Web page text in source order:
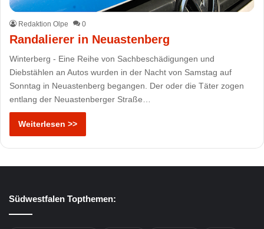
Redaktion Olpe 0
Randalierer in Neuastenberg
Winterberg - Eine Reihe von Sachbeschädigungen und
Diebstählen an Autos wurden in der Nacht von Samstag auf
Sonntag in Neuastenberg begangen. Der oder die Täter zogen
entlang der Neuastenberger Straße…
Weiterlesen >>
Südwestfalen Topthemen: